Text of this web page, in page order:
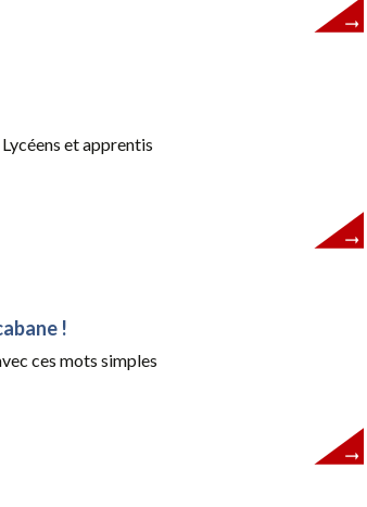
et apprentis
!
ces mots simples